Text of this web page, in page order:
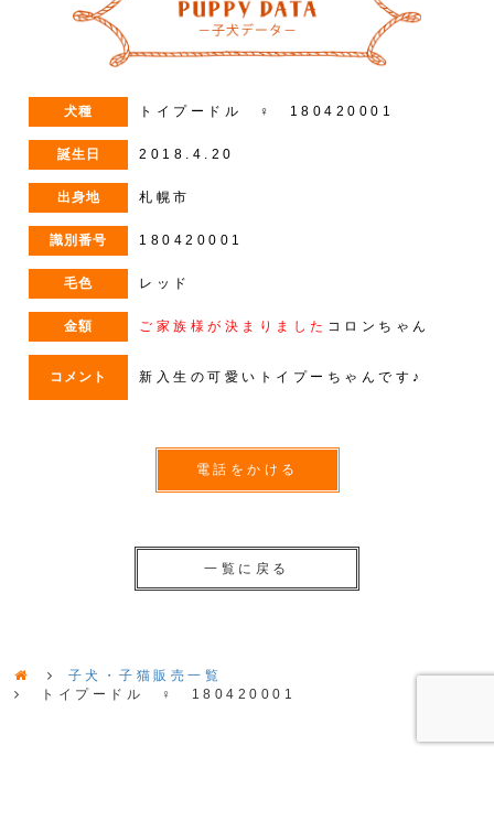
犬種 トイプードル ♀ 180420001
誕生日 2018.4.20
出身地 札幌市
識別番号 180420001
毛色 レッド
金額 ご家族様が決まりました コロンちゃん
コメント 新入生の可愛いトイプーちゃんです♪
電話をかける
一覧に戻る
子犬・子猫販売一覧
トイプードル ♀ 180420001